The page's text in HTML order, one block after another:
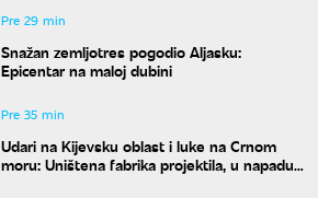
Pre 29 min
Snažan zemljotres pogodio Aljasku:
Epicentar na maloj dubini
Pre 35 min
Udari na Kijevsku oblast i luke na Crnom
moru: Uništena fabrika projektila, u napadu